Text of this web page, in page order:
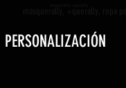
PERSONALIZACIÓN